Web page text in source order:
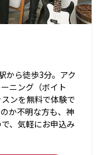
から徒歩3分。アク
ニング（ボイト
ンを無料で体験で
か不明な方も、神
、気軽にお申込み